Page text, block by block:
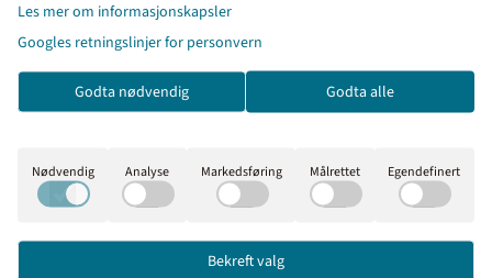
symbolet
skiltet, lager vi en korrektur som vi sender til din godkjenning
før produksjon. Når korrekturen er godkjent produserer vi
Privatrettslige skilt, også kjent som private trafikkskilt, er
en kategori skilt som brukes av borettslag, boligsameier,
bedrifter, organisasjoner eller privatpersoner. Skiltene
brukes på private områder for å informere trafikanter om
mva
I denne butikken kan du
velge om du vil se prisene
med eller uten moms.
Les mer om informasjonskapsler
Googles retningslinjer for personvern
Godta nødvendig Godta alle
Nødvendig Analyse Markedsføring Målrettet Egendefinert
Bekreft valg